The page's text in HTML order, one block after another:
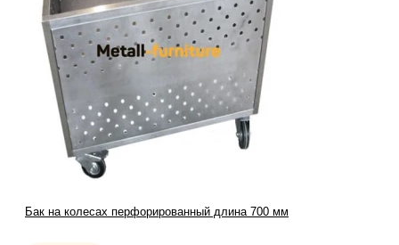
Бак на колесах перфорированный длина 700 мм